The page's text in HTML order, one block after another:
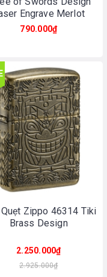
Engrave Merlot
790.000₫
Zippo 46314 Tiki
Brass Design
2.250.000₫
2.925.000₫